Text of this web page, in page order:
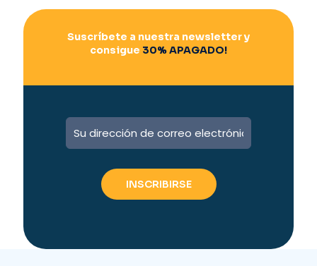
Suscríbete a nuestra newsletter y
consigue 30% APAGADO!